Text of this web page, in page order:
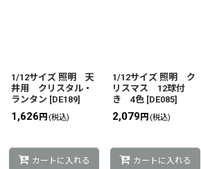
1/12サイズ 照明 天
井用 クリスタル・
ランタン [DE189]
1,626 円 (税込)
カートに入れる
1/12サイズ 照明 ク
リスマス 12球付
き 4色 [DE085]
2,079円 (税込)
カートに入れる